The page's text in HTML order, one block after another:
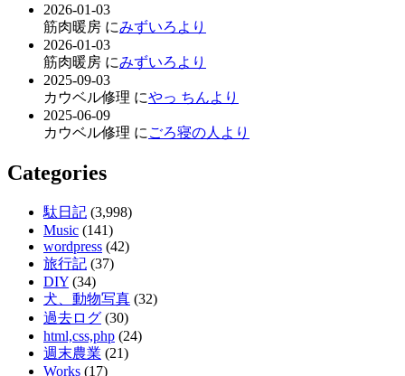
2026-01-03
筋肉暖房 にみずいろより
2026-01-03
筋肉暖房 にみずいろより
2025-09-03
カウベル修理 にやっ ちんより
2025-06-09
カウベル修理 に ごろ寝の人より
Categories
駄日記 (3,998)
Music (141)
wordpress (42)
旅行記 (37)
DIY (34)
犬、動物写真 (32)
過去ログ (30)
html,css,php (24)
週末農業 (21)
Works (17)